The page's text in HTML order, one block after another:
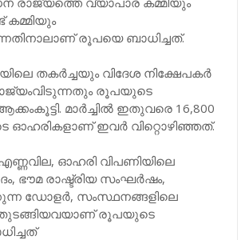
കമ്മിയും
രൂപയെ ബാധിച്ചത്.
തകര്‍ച്ചയും വിദേശ നിക്ഷേപകര്‍
രൂപയുടെ
മാര്‍ച്ചില്‍ ഇതുവരെ 16,800
ഓഹരികളാണ് ഇവര്‍ വിറ്റൊഴിഞ്ഞത്.
ഓഹരി വിപണിയിലെ
ഭൗമ രാഷ്ട്രിയ സംഘര്‍ഷം,
ഡോളര്‍, സംസ്ഥനങ്ങളിലെ
തുടങ്ങിയവയാണ് രൂപയുടെ